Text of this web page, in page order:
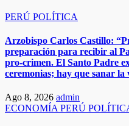
PERÚ POLÍTICA
Arzobispo Carlos Castillo:
preparación para recibir al
pro-crimen. El Santo Padre
ceremonias; hay que sanar la
Ago 8, 2026 admin
ECONOMÍA PERÚ